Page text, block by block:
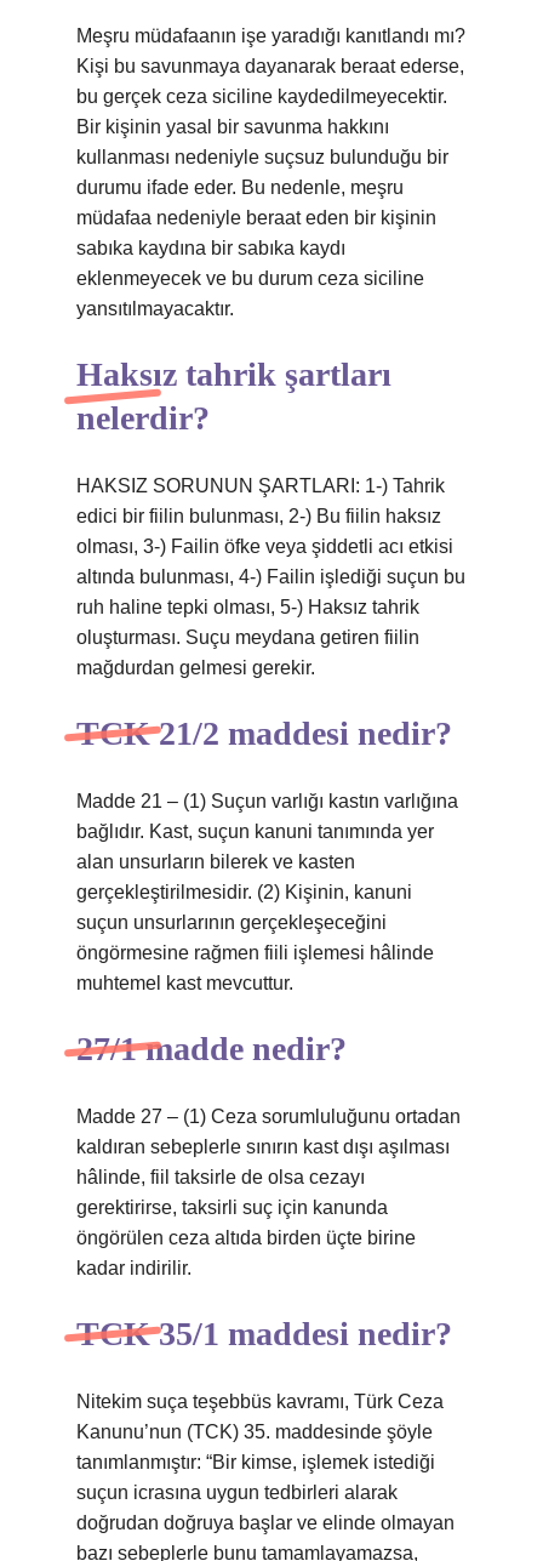
Meşru müdafaanın işe yaradığı kanıtlandı mı?
Kişi bu savunmaya dayanarak beraat ederse,
bu gerçek ceza siciline kaydedilmeyecektir.
Bir kişinin yasal bir savunma hakkını
kullanması nedeniyle suçsuz bulunduğu bir
durumu ifade eder. Bu nedenle, meşru
müdafaa nedeniyle beraat eden bir kişinin
sabıka kaydına bir sabıka kaydı
eklenmeyecek ve bu durum ceza siciline
yansıtılmayacaktır.
Haksız tahrik şartları
nelerdir?
HAKSIZ SORUNUN ŞARTLARI: 1-) Tahrik
edici bir fiilin bulunması, 2-) Bu fiilin haksız
olması, 3-) Failin öfke veya şiddetli acı etkisi
altında bulunması, 4-) Failin işlediği suçun bu
ruh haline tepki olması, 5-) Haksız tahrik
oluşturması. Suçu meydana getiren fiilin
mağdurdan gelmesi gerekir.
TCK 21/2 maddesi nedir?
Madde 21 – (1) Suçun varlığı kastın varlığına
bağlıdır. Kast, suçun kanuni tanımında yer
alan unsurların bilerek ve kasten
gerçekleştirilmesidir. (2) Kişinin, kanuni
suçun unsurlarının gerçekleşeceğini
öngörmesine rağmen fiili işlemesi hâlinde
muhtemel kast mevcuttur.
27/1 madde nedir?
Madde 27 – (1) Ceza sorumluluğunu ortadan
kaldıran sebeplerle sınırın kast dışı aşılması
hâlinde, fiil taksirle de olsa cezayı
gerektirirse, taksirli suç için kanunda
öngörülen ceza altıda birden üçte birine
kadar indirilir.
TCK 35/1 maddesi nedir?
Nitekim suça teşebbüs kavramı, Türk Ceza
Kanunu’nun (TCK) 35. maddesinde şöyle
tanımlanmıştır: “Bir kimse, işlemek istediği
suçun icrasına uygun tedbirleri alarak
doğrudan doğruya başlar ve elinde olmayan
bazı sebeplerle bunu tamamlayamazsa,